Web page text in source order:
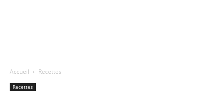
Accueil Recettes
Recettes